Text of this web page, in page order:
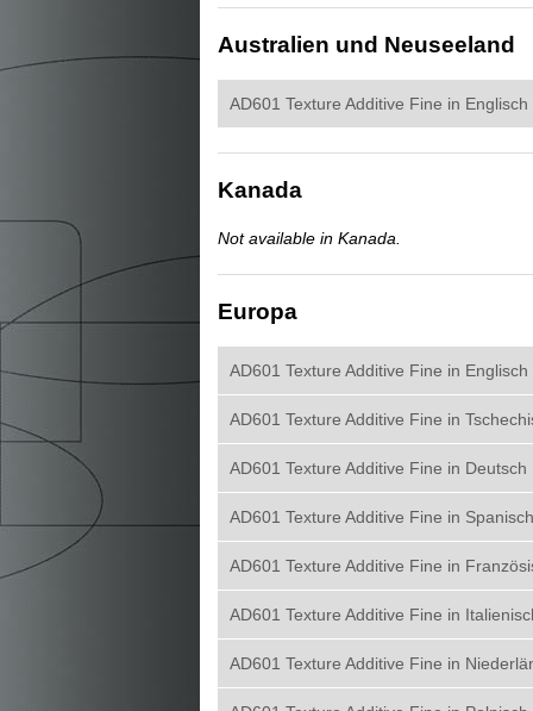
Australien und Neuseeland
AD601 Texture Additive Fine in Englisch
Kanada
Not available in Kanada.
Europa
AD601 Texture Additive Fine in Englisch
AD601 Texture Additive Fine in
AD601 Texture Additive Fine in Deutsch
AD601 Texture Additive Fine in Spanisch
AD601 Texture Additive Fine in
AD601 Texture Additive Fine in
AD601 Texture Additive Fine in